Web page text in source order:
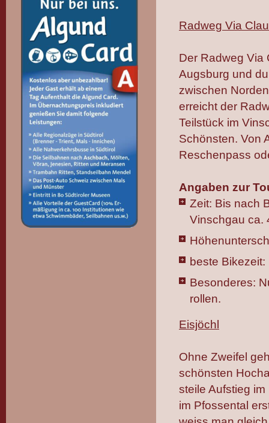
Radweg Via
Der Radweg Via
Augsburg und
zwischen
erreicht der
Teilstück im
Schönsten. Von
Reschenpass
Angaben zur
Zeit: Bis nach
Vinschgau ca.
beste
Besonderes:
rollen.
Eisjöchl
Ohne Zweifel
schönsten
steile Aufstieg
im Pfossental